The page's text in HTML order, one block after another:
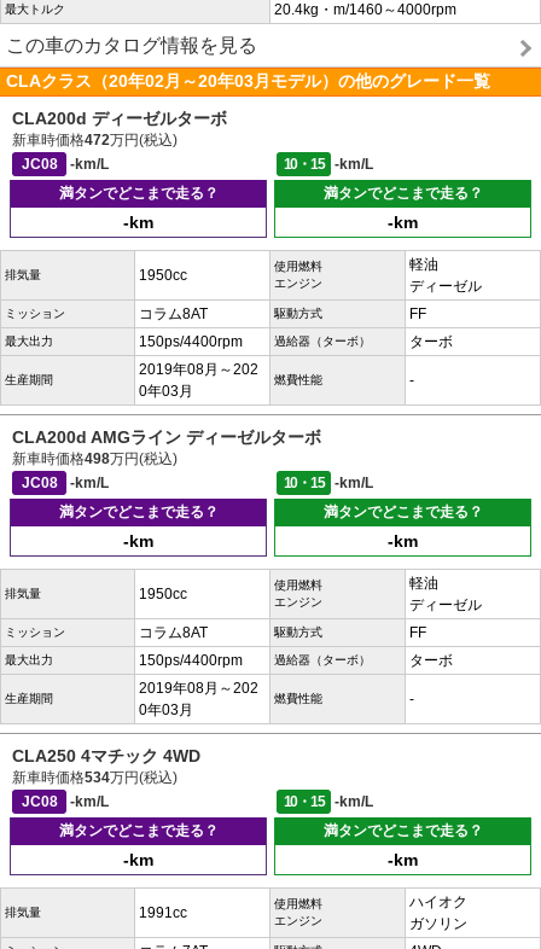
最大トルク 20.4kg・m/1460～4000rpm
この車のカタログ情報を見る
CLAクラス（20年02月～20年03月モデル）の他のグレード一覧
CLA200d ディーゼルターボ
新車時価格472万円(税込)
JC08
-km/L 10・15
-km/L
満タンでどこまで走る？
-km
満タンでどこまで走る？
-km
排気量 1950cc
使用燃料
エンジン
軽油
ディーゼル
ミッション コラム8AT 駆動方式 FF
最大出力 150ps/4400rpm 過給器（ターボ） ターボ
生産期間
2019年08月～202
0年03月
燃費性能 -
CLA200d AMGライン ディーゼルターボ
新車時価格498万円(税込)
JC08
-km/L 10・15
-km/L
満タンでどこまで走る？
-km
満タンでどこまで走る？
-km
排気量 1950cc
使用燃料
エンジン
軽油
ディーゼル
ミッション コラム8AT 駆動方式 FF
最大出力 150ps/4400rpm 過給器（ターボ） ターボ
生産期間
2019年08月～202
0年03月
燃費性能 -
CLA250 4マチック 4WD
新車時価格534万円(税込)
JC08
-km/L 10・15
-km/L
満タンでどこまで走る？
-km
満タンでどこまで走る？
-km
排気量 1991cc
使用燃料
エンジン
ハイオク
ガソリン